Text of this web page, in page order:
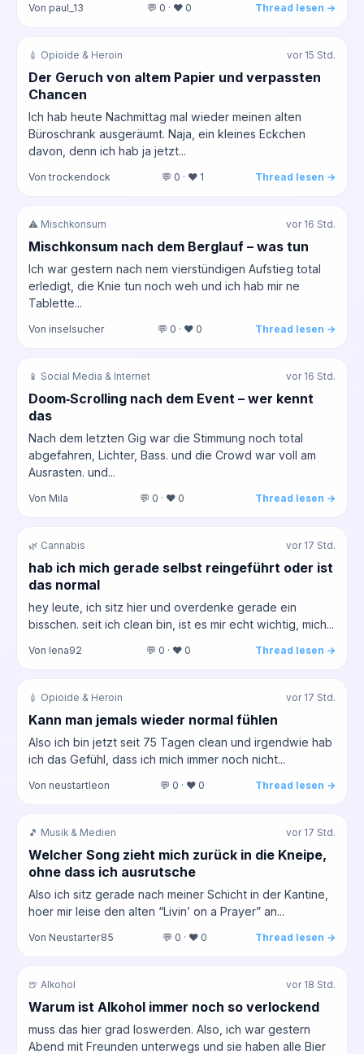
Von paul_13 💬 0 · ❤️ 0 Thread lesen →
💉 Opioide & Heroin vor 15 Std.
Der Geruch von altem Papier und verpassten
Chancen
Ich hab heute Nachmittag mal wieder meinen alten
Büroschrank ausgeräumt. Naja, ein kleines Eckchen
davon, denn ich hab ja jetzt...
Von trockendock 💬 0 · ❤️ 1 Thread lesen →
⚠️ Mischkonsum vor 16 Std.
Mischkonsum nach dem Berglauf – was tun
Ich war gestern nach nem vierstündigen Aufstieg total
erledigt, die Knie tun noch weh und ich hab mir ne
Tablette...
Von inselsucher 💬 0 · ❤️ 0 Thread lesen →
📱 Social Media & Internet vor 16 Std.
Doom‑Scrolling nach dem Event – wer kennt
das
Nach dem letzten Gig war die Stimmung noch total
abgefahren, Lichter, Bass. und die Crowd war voll am
Ausrasten. und...
Von Mila 💬 0 · ❤️ 0 Thread lesen →
🌿 Cannabis vor 17 Std.
hab ich mich gerade selbst reingeführt oder ist
das normal
hey leute, ich sitz hier und overdenke gerade ein
bisschen. seit ich clean bin, ist es mir echt wichtig, mich...
Von lena92 💬 0 · ❤️ 0 Thread lesen →
💉 Opioide & Heroin vor 17 Std.
Kann man jemals wieder normal fühlen
Also ich bin jetzt seit 75 Tagen clean und irgendwie hab
ich das Gefühl, dass ich mich immer noch nicht...
Von neustartleon 💬 0 · ❤️ 0 Thread lesen →
🎵 Musik & Medien vor 17 Std.
Welcher Song zieht mich zurück in die Kneipe,
ohne dass ich ausrutsche
Also ich sitz gerade nach meiner Schicht in der Kantine,
hoer mir leise den alten “Livin’ on a Prayer” an...
Von Neustarter85 💬 0 · ❤️ 0 Thread lesen →
🍺 Alkohol vor 18 Std.
Warum ist Alkohol immer noch so verlockend
muss das hier grad loswerden. Also, ich war gestern
Abend mit Freunden unterwegs und sie haben alle Bier